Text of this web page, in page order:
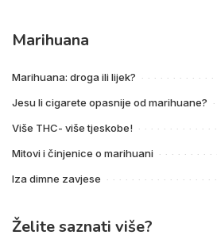
Marihuana
Marihuana: droga ili lijek?
Jesu li cigarete opasnije od marihuane?
Više THC- više tjeskobe!
Mitovi i činjenice o marihuani
Iza dimne zavjese
Želite saznati više?